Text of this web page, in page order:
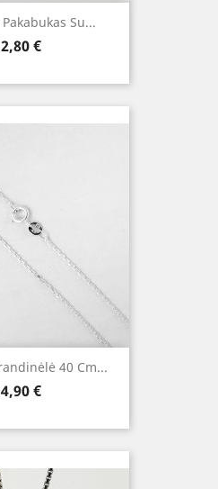
Su...
€
40 Cm...
€